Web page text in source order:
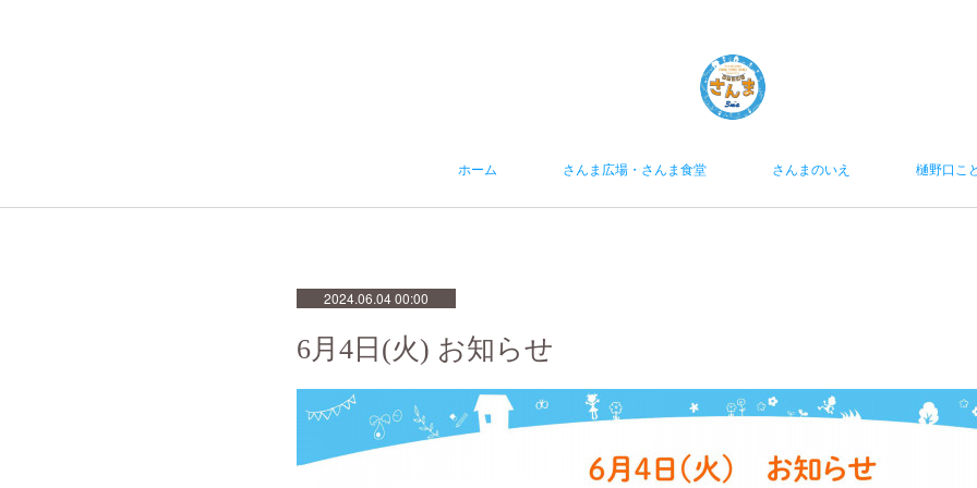
ホーム さんま広場・さんま食堂 さんまのいえ 樋野口こ
2024.06.04 00:00
6月4日(火) お知らせ